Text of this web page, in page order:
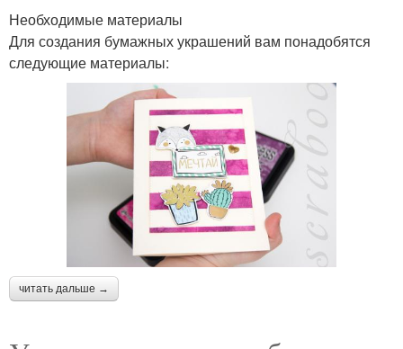
Необходимые материалы
Для создания бумажных украшений вам понадобятся
следующие материалы:
читать дальше →